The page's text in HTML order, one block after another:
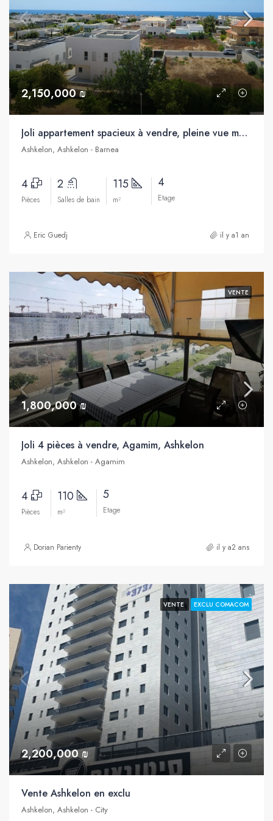
2,150,000 ₪
Joli appartement spacieux à vendre, pleine vue mer, Barnea, Ashkelon
Ashkelon, Ashkelon - Barnea
4
Pièces
2
Salles de bain
115
m²
4
Etage
Eric Guedj il y a1 an
VENTE
1,800,000 ₪
Joli 4 pièces à vendre, Agamim, Ashkelon
Ashkelon, Ashkelon - Agamim
4
Pièces
110
m²
5
Etage
Dorian Parienty il y a2 ans
VENTE EXCLU COMACOM
2,200,000 ₪
Vente Ashkelon en exclu
Ashkelon, Ashkelon - City